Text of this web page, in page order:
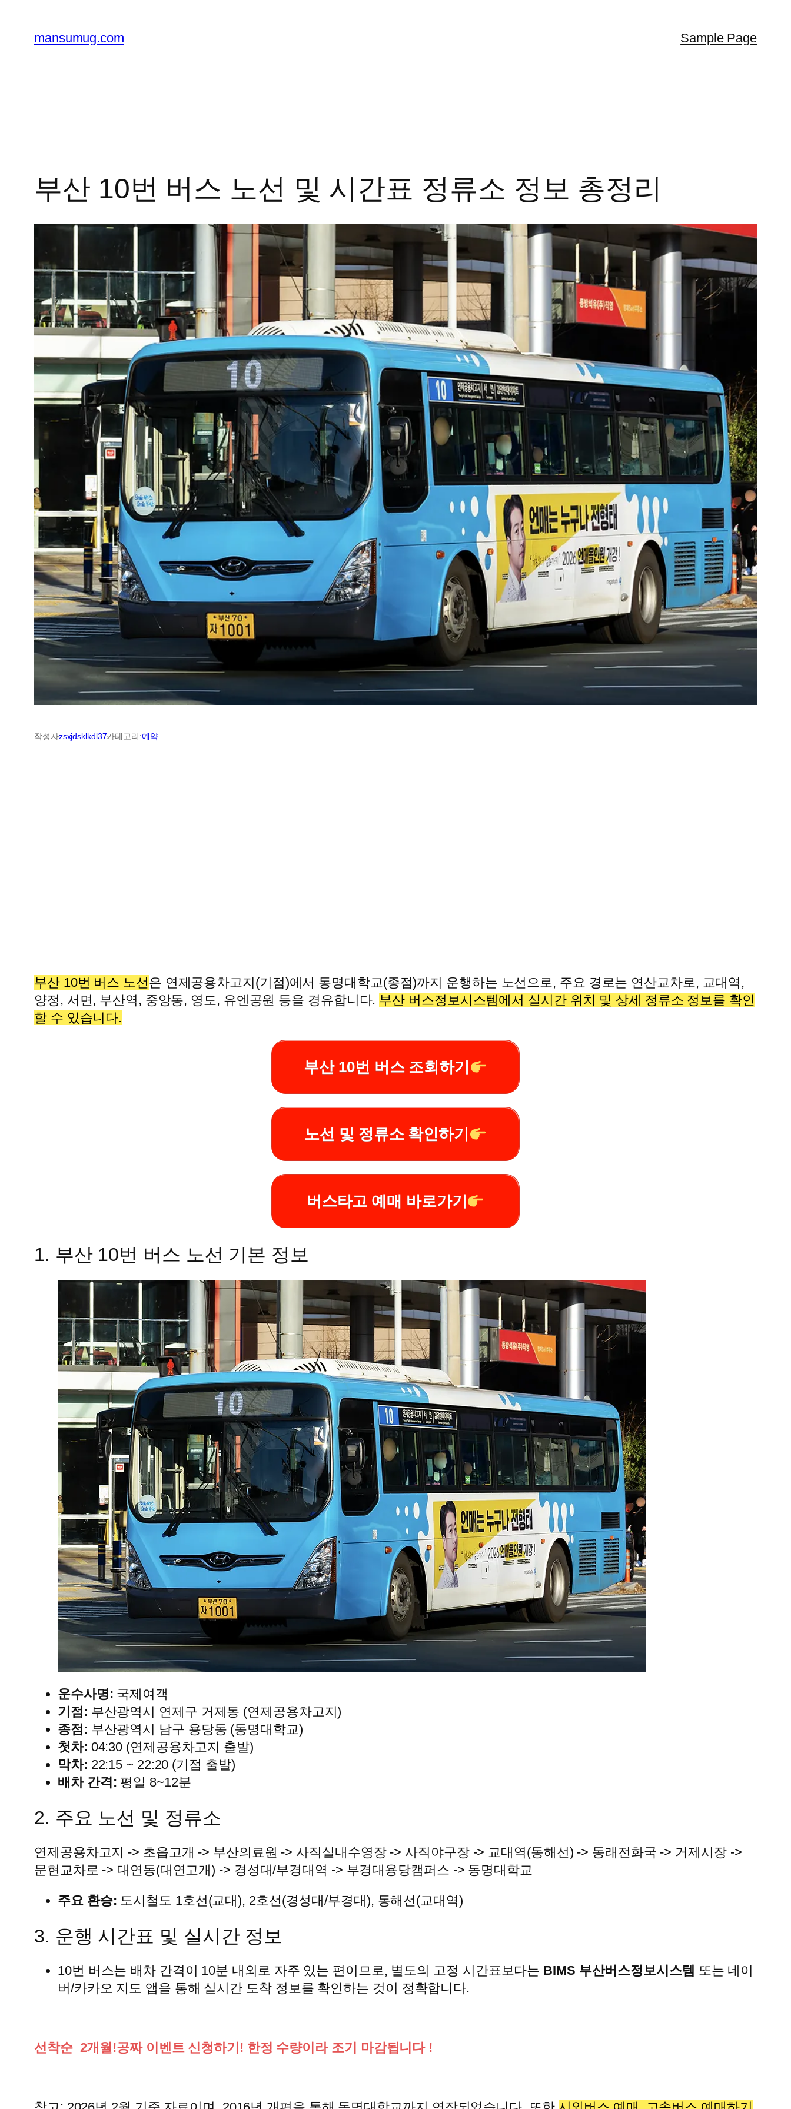
mansumug.com Sample Page
부산 10번 버스 노선 및 시간표 정류소 정보 총정리
작성자zsxjdsklkdl37카테고리:예약
부산 10번 버스 노선은 연제공용차고지(기점)에서 동명대학교(종점)까지 운행하는 노선으로, 주요 경로는 연산교차로, 교대역,
양정, 서면, 부산역, 중앙동, 영도, 유엔공원 등을 경유합니다. 부산 버스정보시스템에서 실시간 위치 및 상세 정류소 정보를 확인
할 수 있습니다.
부산 10번 버스 조회하기
노선 및 정류소 확인하기
버스타고 예매 바로가기
1. 부산 10번 버스 노선 기본 정보
운수사명: 국제여객
기점: 부산광역시 연제구 거제동 (연제공용차고지)
종점: 부산광역시 남구 용당동 (동명대학교)
첫차: 04:30 (연제공용차고지 출발)
막차: 22:15 ~ 22:20 (기점 출발)
배차 간격: 평일 8~12분
2. 주요 노선 및 정류소
연제공용차고지 -> 초읍고개 -> 부산의료원 -> 사직실내수영장 -> 사직야구장 -> 교대역(동해선) -> 동래전화국 -> 거제시장 ->
문현교차로 -> 대연동(대연고개) -> 경성대/부경대역 -> 부경대용당캠퍼스 -> 동명대학교
주요 환승: 도시철도 1호선(교대), 2호선(경성대/부경대), 동해선(교대역)
3. 운행 시간표 및 실시간 정보
10번 버스는 배차 간격이 10분 내외로 자주 있는 편이므로, 별도의 고정 시간표보다는 BIMS 부산버스정보시스템 또는 네이
버/카카오 지도 앱을 통해 실시간 도착 정보를 확인하는 것이 정확합니다.
선착순 2개월!공짜 이벤트 신청하기! 한정 수량이라 조기 마감됩니다 !